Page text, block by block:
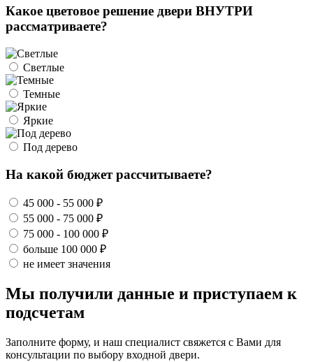
Какое цветовое решение двери ВНУТРИ
рассматриваете?
Светлые
Темные
Яркие
Под дерево
На какой бюджет рассчитываете?
45 000 - 55 000 ₽
55 000 - 75 000 ₽
75 000 - 100 000 ₽
больше 100 000 ₽
не имеет значения
Мы получили данные и приступаем к
подсчетам
Заполните форму, и наш специалист свяжется с Вами для
консультации по выбору входной двери.